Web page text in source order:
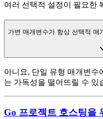
여러 선택적 설정이 필요한
가변 매개변수가 항상 선택적 매
아니요, 단일 유형 매개변수
는 가독성을 떨어뜨릴 수 있
Go 프로젝트 호스팅을